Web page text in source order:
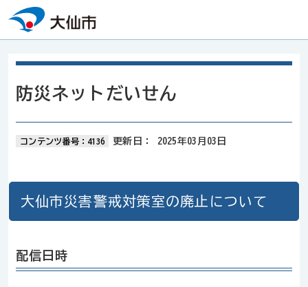
本文へスキップ
防災ネットだいせん
コンテンツ番号：4136 更新日： 2025年03月03日
大仙市災害警戒対策室の廃止について
配信日時